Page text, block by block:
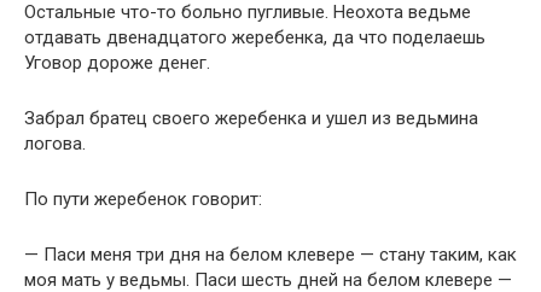
Остальные что-то больно пугливые. Неохота ведьме
отдавать двенадцатого жеребенка, да что поделаешь
Уговор дороже денег.
Забрал братец своего жеребенка и ушел из ведьмина
логова.
По пути жеребенок говорит:
— Паси меня три дня на белом клевере — стану таким, как
моя мать у ведьмы. Паси шесть дней на белом клевере —